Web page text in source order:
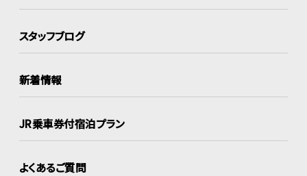
スタッフブログ
新着情報
JR乗車券付宿泊プラン
よくあるご質問